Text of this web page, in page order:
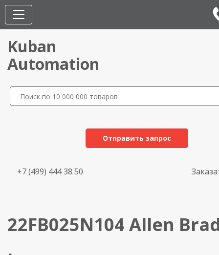
Kuban
Automation
Отправить запрос
+7 (499) 444 38 50
22FB025N104 Allen